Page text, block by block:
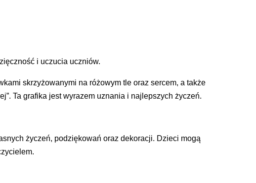
i uczucia uczniów.
skrzyżowanymi na różowym tle oraz sercem, a także
Ta grafika jest wyrazem uznania i najlepszych życzeń.
życzeń, podziękowań oraz dekoracji. Dzieci mogą